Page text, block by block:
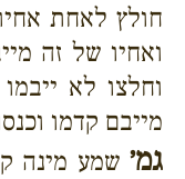
חולץ לאחת
ואחיו של זה
וחלצו לא
מייבם קדמו
גמ׳ שמע מינה